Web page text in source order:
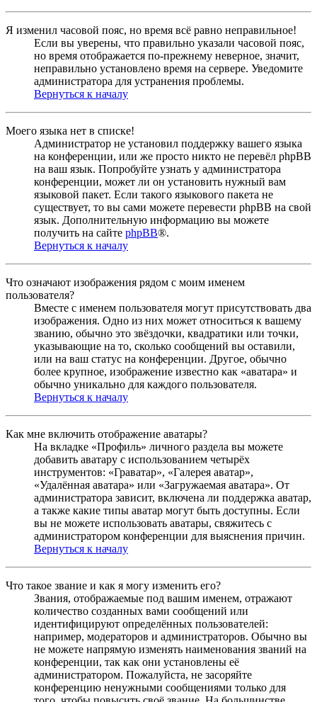
Я изменил часовой пояс, но время всё равно неправильное!
Если вы уверены, что правильно указали часовой пояс,
но время отображается по-прежнему неверное, значит,
неправильно установлено время на сервере. Уведомите
администратора для устранения проблемы.
Вернуться к началу
Моего языка нет в списке!
Администратор не установил поддержку вашего языка
на конференции, или же просто никто не перевёл phpBB
на ваш язык. Попробуйте узнать у администратора
конференции, может ли он установить нужный вам
языковой пакет. Если такого языкового пакета не
существует, то вы сами можете перевести phpBB на свой
язык. Дополнительную информацию вы можете
получить на сайте phpBB®.
Вернуться к началу
Что означают изображения рядом с моим именем
пользователя?
Вместе с именем пользователя могут присутствовать два
изображения. Одно из них может относиться к вашему
званию, обычно это звёздочки, квадратики или точки,
указывающие на то, сколько сообщений вы оставили,
или на ваш статус на конференции. Другое, обычно
более крупное, изображение известно как «аватара» и
обычно уникально для каждого пользователя.
Вернуться к началу
Как мне включить отображение аватары?
На вкладке «Профиль» личного раздела вы можете
добавить аватару с использованием четырёх
инструментов: «Граватар», «Галерея аватар»,
«Удалённая аватара» или «Загружаемая аватара». От
администратора зависит, включена ли поддержка аватар,
а также какие типы аватар могут быть доступны. Если
вы не можете использовать аватары, свяжитесь с
администратором конференции для выяснения причин.
Вернуться к началу
Что такое звание и как я могу изменить его?
Звания, отображаемые под вашим именем, отражают
количество созданных вами сообщений или
идентифицируют определённых пользователей:
например, модераторов и администраторов. Обычно вы
не можете напрямую изменять наименования званий на
конференции, так как они установлены её
администратором. Пожалуйста, не засоряйте
конференцию ненужными сообщениями только для